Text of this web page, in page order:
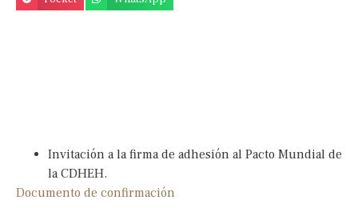
Invitación a la firma de adhesión al Pacto Mundial de
la CDHEH.
Documento de confirmación